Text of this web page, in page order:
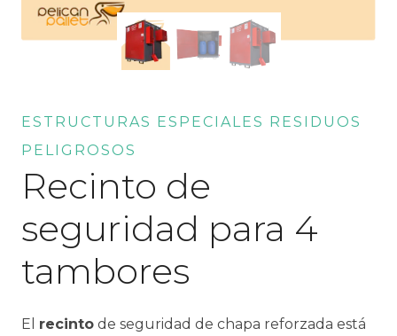
ESTRUCTURAS ESPECIALES RESIDUOS
PELIGROSOS
Recinto de
seguridad para 4
tambores
El recinto de seguridad de chapa reforzada está